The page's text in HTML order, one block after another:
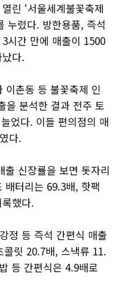
린 ‘서울세계불꽃축제
누렸다. 방한용품, 즉석
시간 만에 매출이 1500
다.
이촌동 등 불꽃축제 인
을 분석한 결과 전주 토
었다. 이들 편의점의 매
다.
신장률을 보면 돗자리
배터리는 69.3배, 핫팩
했다.
정 등 즉석 간편식 매출
콜릿 20.7배, 스낵류 11.
등 간편식은 4.9배로